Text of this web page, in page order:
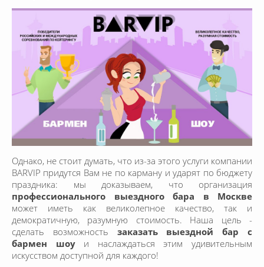
Однако, не стоит думать, что из-за этого услуги компании
BARVIP придутся Вам не по карману и ударят по бюджету
праздника: мы доказываем, что организация
профессионального выездного бара в Москве
может иметь как великолепное качество, так и
демократичную, разумную стоимость. Наша цель -
сделать возможность заказать выездной бар с
бармен шоуи наслаждаться этим удивительным
искусством доступной для каждого!